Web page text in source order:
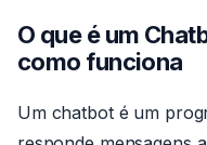
O que é um
como funciona
Um chatbot é um